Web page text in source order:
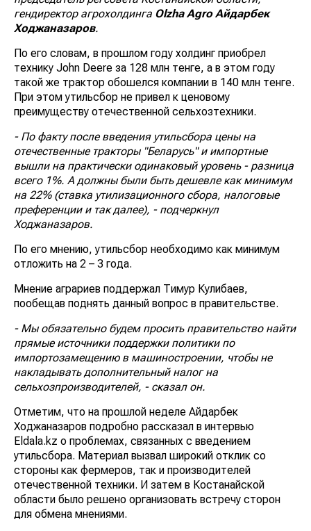
гендиректор агрохолдинга Olzha Agro Айдарбек
Ходжаназаров.
По его словам, в прошлом году холдинг приобрел
технику John Deere за 128 млн тенге, а в этом году
такой же трактор обошелся компании в 140 млн тенге.
При этом утильсбор не привел к ценовому
преимуществу отечественной сельхозтехники.
- По факту после введения утильсбора цены на
отечественные тракторы "Беларусь" и импортные
вышли на практически одинаковый уровень - разница
всего 1%. А должны были быть дешевле как минимум
на 22% (ставка утилизационного сбора, налоговые
преференции и так далее), - подчеркнул
Ходжаназаров.
По его мнению, утильсбор необходимо как минимум
отложить на 2 – 3 года.
Мнение аграриев поддержал Тимур Кулибаев,
пообещав поднять данный вопрос в правительстве.
- Мы обязательно будем просить правительство найти
прямые источники поддержки политики по
импортозамещению в машиностроении, чтобы не
накладывать дополнительный налог на
сельхозпроизводителей, - сказал он.
Отметим, что на прошлой неделе Айдарбек
Ходжаназаров подробно рассказал в интервью
Eldala.kz о проблемах, связанных с введением
утильсбора. Материал вызвал широкий отклик со
стороны как фермеров, так и производителей
отечественной техники. И затем в Костанайской
области было решено организовать встречу сторон
для обмена мнениями.